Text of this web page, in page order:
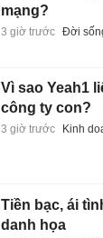
mạng?
3 giờ trước Đời
Vì sao Yeah1
công ty con?
3 giờ trước Kinh
Tiền bạc, ái
danh họa